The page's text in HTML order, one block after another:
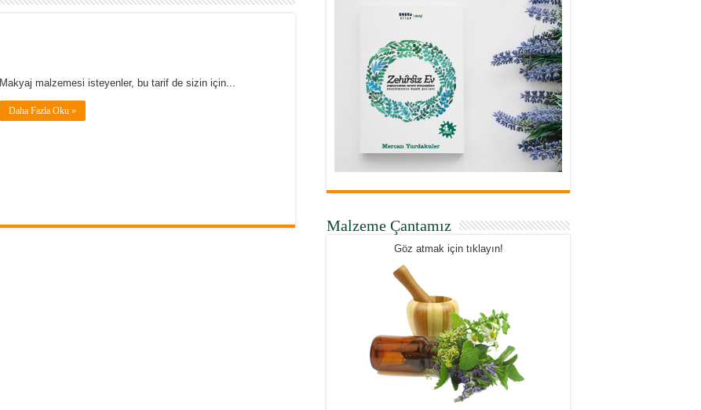
Makyaj malzemesi isteyenler, bu tarif de sizin için...
Daha Fazla Oku »
Malzeme Çantamız
Göz atmak için tıklayın!